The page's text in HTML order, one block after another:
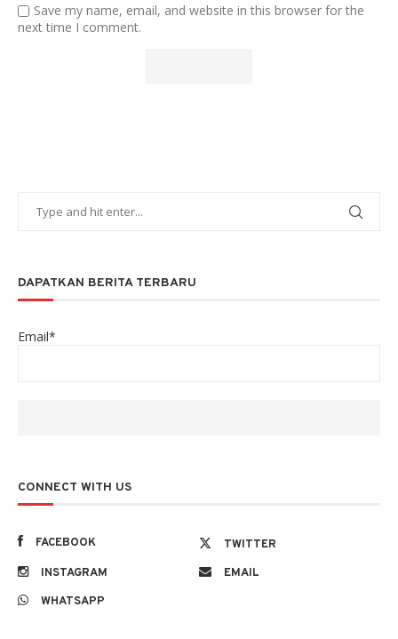
Save my name, email, and website in this browser for the
next time I comment.
DAPATKAN BERITA TERBARU
Email*
CONNECT WITH US
FACEBOOK
TWITTER
INSTAGRAM
EMAIL
WHATSAPP